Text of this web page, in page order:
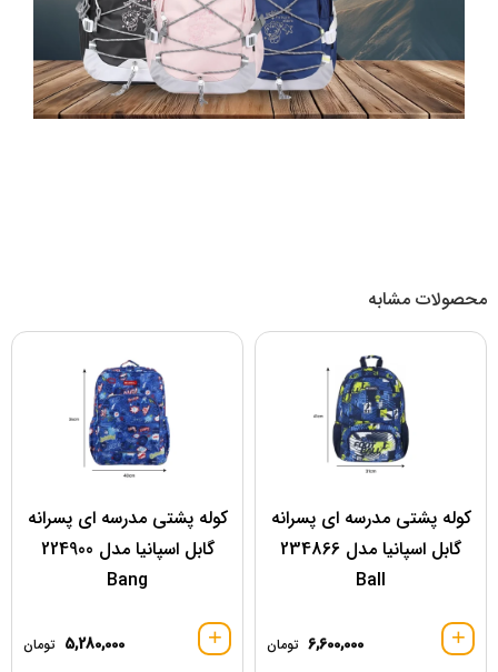
محصولات مشابه
کوله پشتی مدرسه ای پسرانه
گابل اسپانیا مدل 234866
Ball
6,600,000 تومان
کوله پشتی مدرسه ای پسرانه
گابل اسپانیا مدل 224900
Bang
5,280,000 تومان